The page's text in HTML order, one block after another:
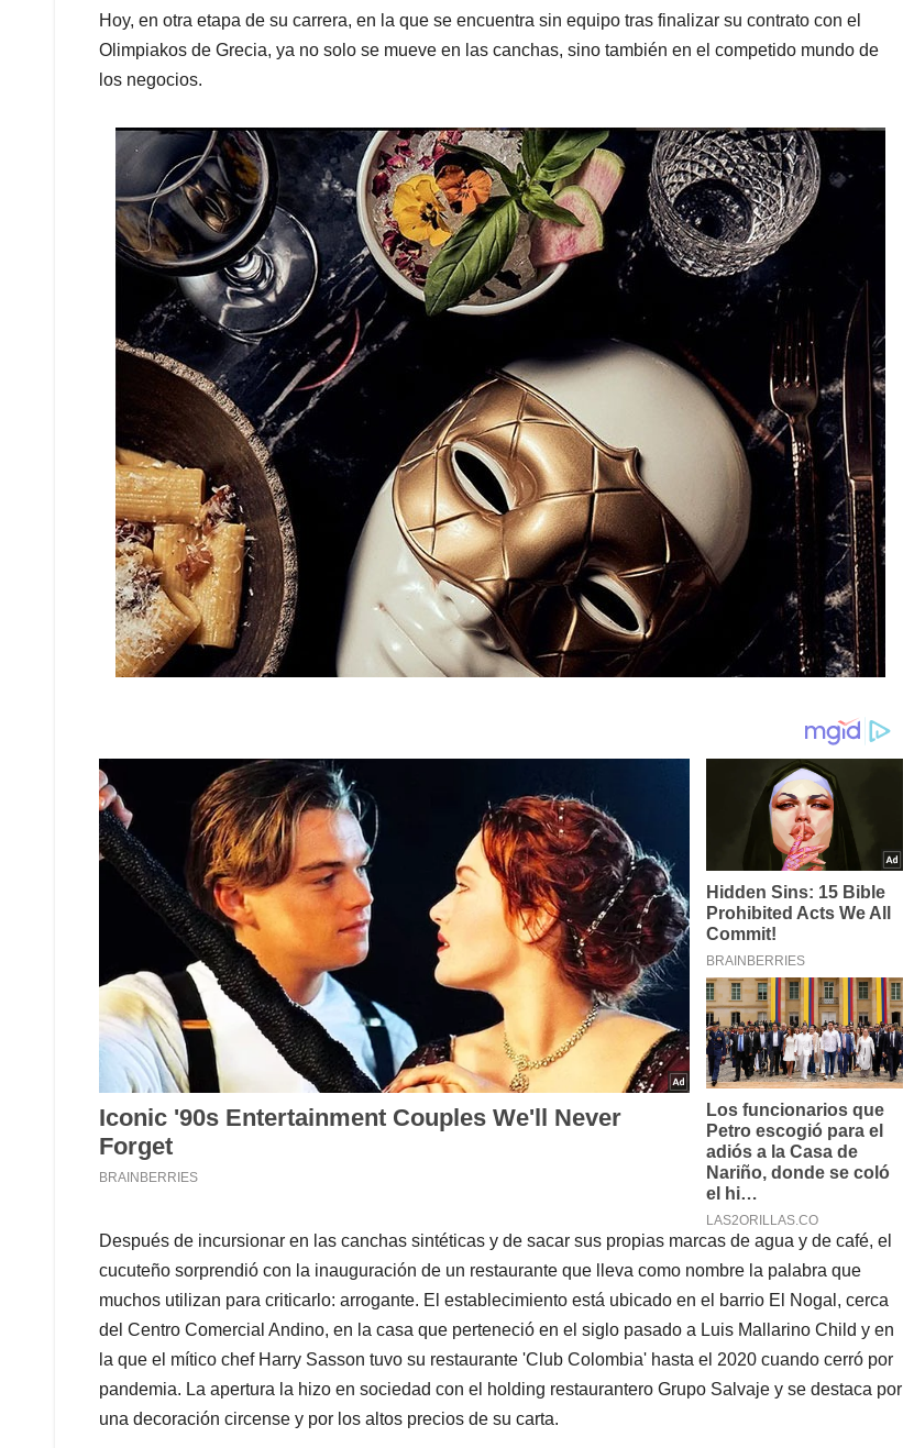
Hoy, en otra etapa de su carrera, en la que se encuentra sin equipo tras finalizar su contrato con el
Olimpiakos de Grecia, ya no solo se mueve en las canchas, sino también en el competido mundo de
los negocios.
Después de incursionar en las canchas sintéticas y de sacar sus propias marcas de agua y de café, el
cucuteño sorprendió con la inauguración de un restaurante que lleva como nombre la palabra que
muchos utilizan para criticarlo: arrogante. El establecimiento está ubicado en el barrio El Nogal, cerca
del Centro Comercial Andino, en la casa que perteneció en el siglo pasado a Luis Mallarino Child y en
la que el mítico chef Harry Sasson tuvo su restaurante 'Club Colombia' hasta el 2020 cuando cerró por
pandemia. La apertura la hizo en sociedad con el holding restaurantero Grupo Salvaje y se destaca por
una decoración circense y por los altos precios de su carta.